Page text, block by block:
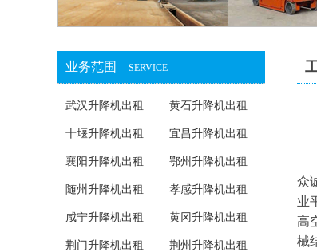
业务范围 SERVICE
武汉升降机出租 黄石升降机出租
十堰升降机出租 宜昌升降机出租
襄阳升降机出租 鄂州升降机出租
随州升降机出租 孝感升降机出租
咸宁升降机出租 黄冈升降机出租
荆门升降机出租 荆州升降机出租
众
业
高
械